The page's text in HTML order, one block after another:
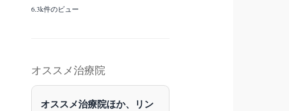
6.3k件のビュー
オススメ治療院
オススメ治療院ほか、リン